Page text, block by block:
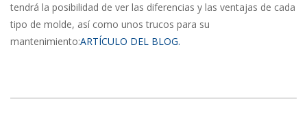
tendrá la posibilidad de ver las diferencias y las ventajas de cada
tipo de molde, así como unos trucos para su
mantenimiento:ARTÍCULO DEL BLOG.